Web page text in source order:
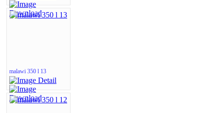
malawi 350 l 13